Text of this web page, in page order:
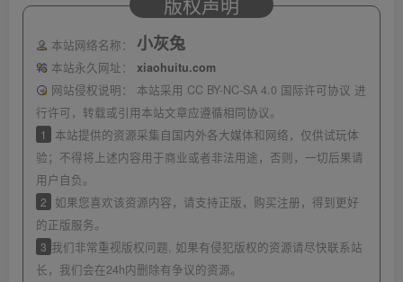
本站网络名称： 小灰兔
本站永久网址：
xiaohuitu.com
网站侵权说明：
本站采用 CC BY-NC-SA 4.0 国际许可协议 进
行许可，转载或引用本站文章应遵循相同协议。
1
本站提供的资源采集自国内外各大媒体和网络，仅供试玩体
验；不得将上述内容用于商业或者非法用途，否则，一切后果请
用户自负。
2
如果您喜欢该资源内容，请支持正版，购买注册，得到更好
的正版服务。
3 我们非常重视版权问题, 如果有侵犯版权的资源请尽快联系站
长，我们会在24h内删除有争议的资源。